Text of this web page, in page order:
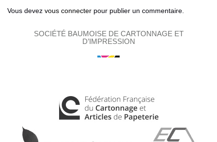
Vous devez vous connecter pour publier un commentaire.
SOCIÉTÉ BAUMOISE DE CARTONNAGE ET
D’IMPRESSION